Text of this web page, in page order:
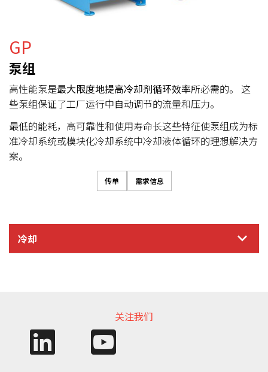
GP
泵组
高性能泵是最大限度地提高冷却剂循环效率所必需的。 这
些泵组保证了工厂运行中自动调节的流量和压力。
最低的能耗，高可靠性和使用寿命长这些特征使泵组成为标
准冷却系统或模块化冷却系统中冷却液体循环的理想解决方
案。
传单 需求信息
冷却
关注我们